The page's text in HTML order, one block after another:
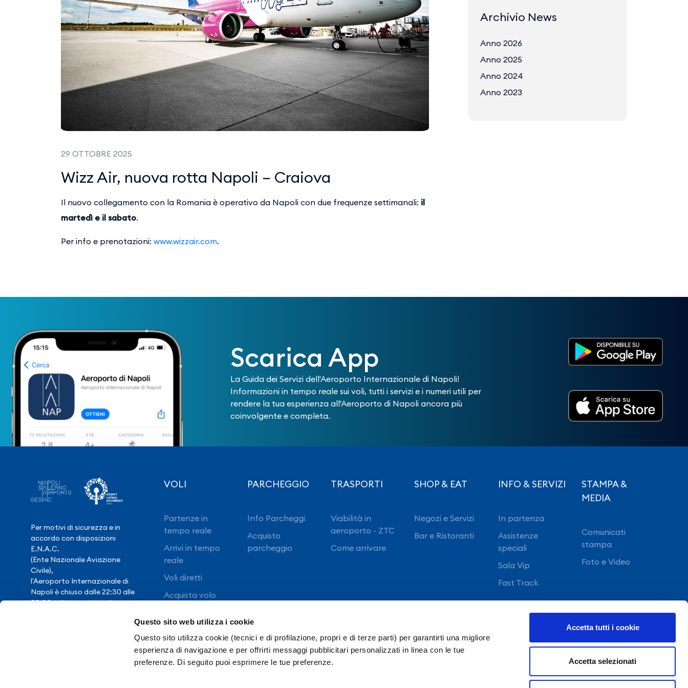
Questo sito web utilizza i cookie
Questo sito utilizza cookie (tecnici e di profilazione, propri e di terze parti) per garantirti una migliore
esperienza di navigazione e per offrirti messaggi pubblicitari personalizzati in linea con le tue
preferenze. Di seguito puoi esprimere le tue preferenze.
Accetta tutti i cookie
Accetta selezionati
29 OTTOBRE 2025
Wizz Air, nuova rotta Napoli – Craiova
Il nuovo collegamento con la Romania è operativo da Napoli con due frequenze settimanali: il
martedì e il sabato.
Per info e prenotazioni:www.wizzair.com.
Archivio News
Anno 2026
Anno 2025
Anno 2024
Anno 2023
Scarica App
La Guida dei Servizi dell'Aeroporto Internazionale di Napoli!
Informazioni in tempo reale sui voli, tutti i servizi e i numeri utili per
rendere la tua esperienza all'Aeroporto di Napoli ancora più
coinvolgente e completa.
Per motivi di sicurezza e in
accordo con disposizioni
E.N.A.C.
(Ente Nazionale Aviazione
Civile),
l'Aeroporto Internazionale di
Napoli è chiuso dalle 22:30 alle
03:30, salvo eccezionale
VOLI
Partenze in
tempo reale
Arrivi in tempo
reale
Voli diretti
Acquista volo
PARCHEGGIO
Info Parcheggi
Acquisto
parcheggio
TRASPORTI
Viabilità in
aeroporto - ZTC
Come arrivare
SHOP & EAT
Negozi e Servizi
Bar e Ristoranti
INFO & SERVIZI
In partenza
Assistenze
speciali
Sala Vip
Fast Track
STAMPA &
MEDIA
Comunicati
stampa
Foto e Video